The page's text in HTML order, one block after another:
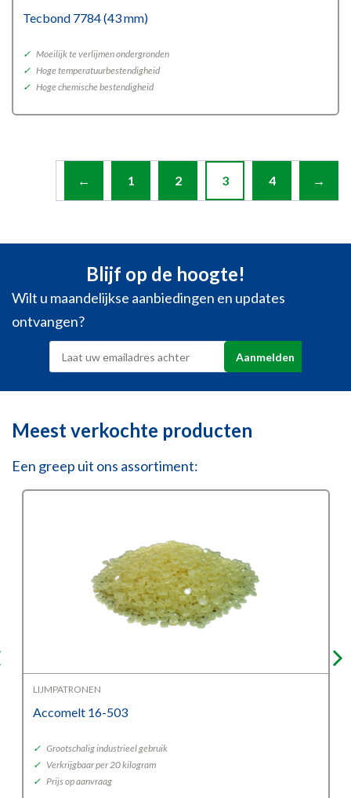
Tecbond 7784 (43 mm)
✓ Moeilijk te verlijmen ondergronden
✓ Hoge temperatuurbestendigheid
✓ Hoge chemische bestendigheid
← 1 2 3 4 →
Blijf op de hoogte!
Wilt u maandelijkse aanbiedingen en updates
ontvangen?
Meest verkochte producten
Een greep uit ons assortiment:
LIJMPATRONEN
Accomelt 16-503
✓ Grootschalig industrieel gebruik
✓ Verkrijgbaar per 20 kilogram
✓ Prijs op aanvraag